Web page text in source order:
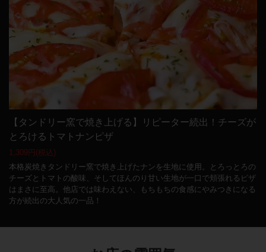
【タンドリー窯で焼き上げる】リピーター続出！チーズが
とろけるトマトナンピザ
1,309円 (税込)
本格炭焼きタンドリー窯で焼き上げたナンを生地に使用。とろっとろの
チーズとトマトの酸味、そしてほんのり甘い生地が一口で頬張れるピザ
はまさに至高。他店では味わえない、もちもちの食感にやみつきになる
方が続出の大人気の一品！